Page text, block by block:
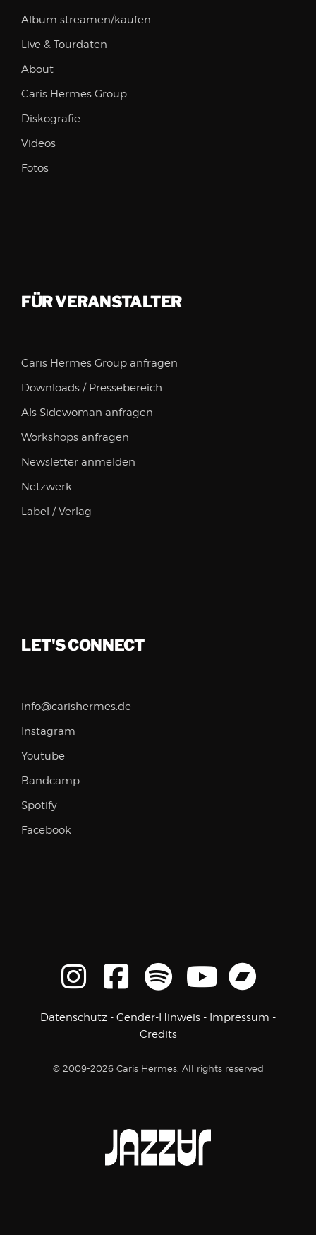
Album streamen/kaufen
Live & Tourdaten
About
Caris Hermes Group
Diskografie
Videos
Fotos
FÜR VERANSTALTER
Caris Hermes Group anfragen
Downloads / Pressebereich
Als Sidewoman anfragen
Workshops anfragen
Newsletter anmelden
Netzwerk
Label / Verlag
LET'S CONNECT
info@carishermes.de
Instagram
Youtube
Bandcamp
Spotify
Facebook
Datenschutz - Gender-Hinweis - Impressum -
Credits
© 2009-2026 Caris Hermes, All rights reserved